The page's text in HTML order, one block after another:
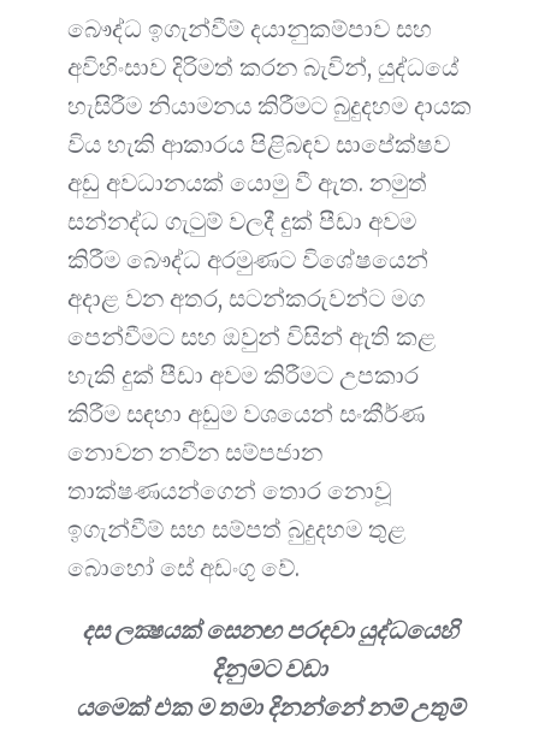
බෞද්ධ ඉගැන්වීම් දයානුකම්පාව සහ
අවිහිංසාව දිරිමත් කරන බැවින්, යුද්ධයේ
හැසිරීම නියාමනය කිරීමට බුදුදහම දායක
විය හැකි ආකාරය පිළිබඳව සාපේක්ෂව
අඩු අවධානයක් යොමු වී ඇත. නමුත්
සන්නද්ධ ගැටුම් වලදී දුක් පීඩා අවම
කිරීම බෞද්ධ අරමුණට විශේෂයෙන්
අදාළ වන අතර, සටන්කරුවන්ට මග
පෙන්වීමට සහ ඔවුන් විසින් ඇති කළ
හැකි දුක් පීඩා අවම කිරීමට උපකාර
කිරීම සඳහා අඩුම වශයෙන් සංකීර්ණ
නොවන නවීන සම්පජාන
තාක්ෂණයන්ගෙන් තොර නොවූ
ඉගැන්වීම් සහ සම්පත් බුදුදහම තුළ
බොහෝ සේ අඩංගු වේ.
දස ලක්‍ෂයක් සෙනඟ පරදවා යුද්ධයෙහි
දිනුමට වඩා
යමෙක් එක ම තමා දිනන්නේ නම් උතුම්